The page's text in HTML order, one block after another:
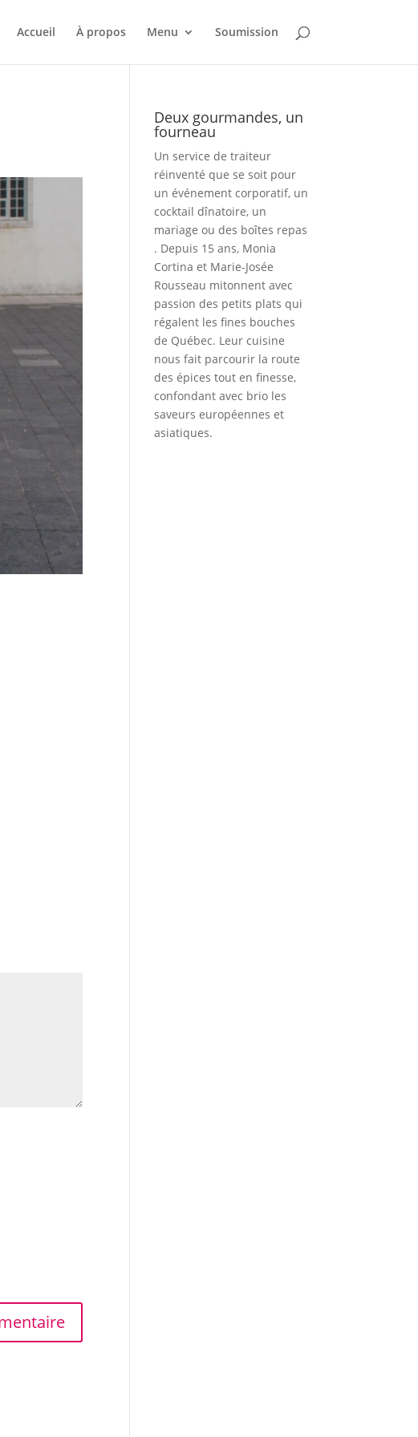
Accueil À propos Menu Soumission
Deux gourmandes, un
fourneau
Un service de traiteur
réinventé que se soit pour
un événement corporatif, un
cocktail dînatoire, un
mariage ou des boîtes repas
. Depuis 15 ans, Monia
Cortina et Marie-Josée
Rousseau mitonnent avec
passion des petits plats qui
régalent les fines bouches
de Québec. Leur cuisine
nous fait parcourir la route
des épices tout en finesse,
confondant avec brio les
saveurs européennes et
asiatiques.